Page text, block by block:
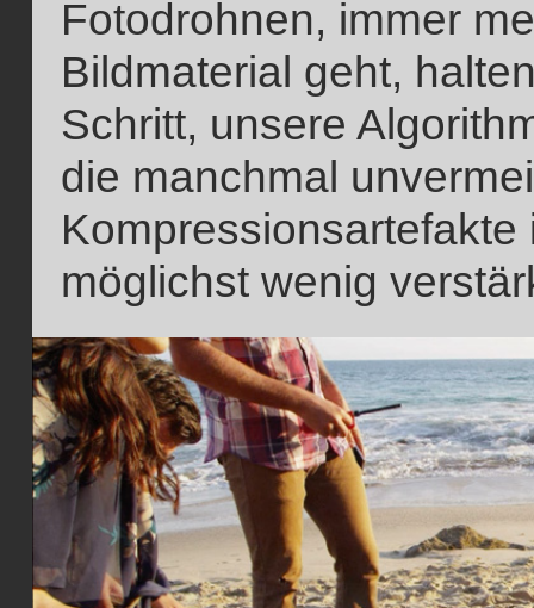
Fotodrohnen, immer
Bildmaterial geht,
Schritt, unsere
die manchmal
möglichst wenig